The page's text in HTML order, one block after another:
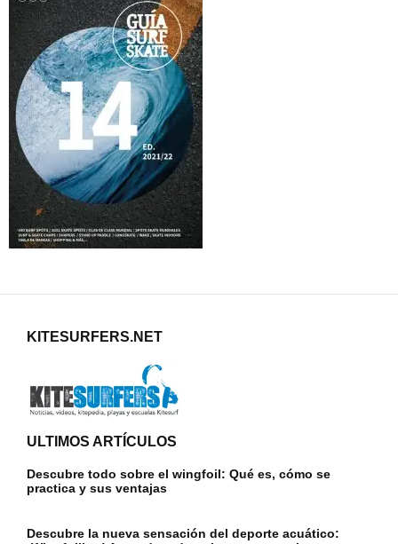
KITESURFERS.NET
ULTIMOS ARTÍCULOS
Descubre todo sobre el wingfoil: Qué es, cómo se
practica y sus ventajas
Descubre la nueva sensación del deporte acuático: